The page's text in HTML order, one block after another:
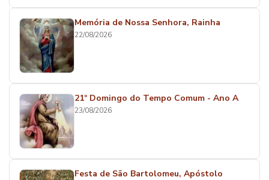
Memória de Nossa Senhora, Rainha
22/08/2026
21º Domingo do Tempo Comum - Ano A
23/08/2026
Festa de São Bartolomeu, Apóstolo